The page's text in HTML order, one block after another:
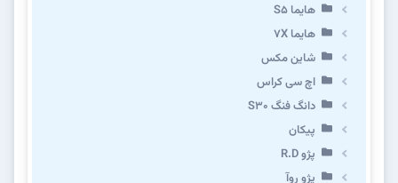
هایما S5
هایما 7X
شاین مکس
اچ سی کراس
دانگ فنگ S30
پیکان
پژو R.D
پژو روآ